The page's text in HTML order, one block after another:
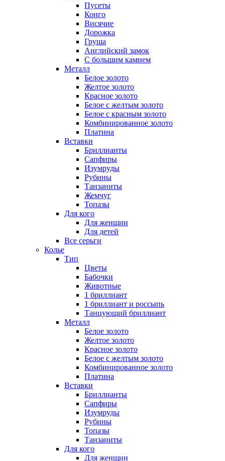
Пусеты
Конго
Висячие
Дорожка
Груша
Английский замок
С большим камнем
Металл
Белое золото
Желтое золото
Красное золото
Белое с желтым золото
Белое с красным золото
Комбинированное золото
Платина
Вставки
Бриллианты
Сапфиры
Изумруды
Рубины
Танзаниты
Жемчуг
Топазы
Для кого
Для женщин
Для детей
Все серьги
Колье
Тип
Цветы
Бабочки
Животные
1 бриллиант
1 бриллиант и россыпь
Танцующий бриллиант
Металл
Белое золото
Желтое золото
Красное золото
Белое с желтым золото
Комбинированное золото
Платина
Вставки
Бриллианты
Сапфиры
Изумруды
Рубины
Топазы
Танзаниты
Для кого
Для женщин